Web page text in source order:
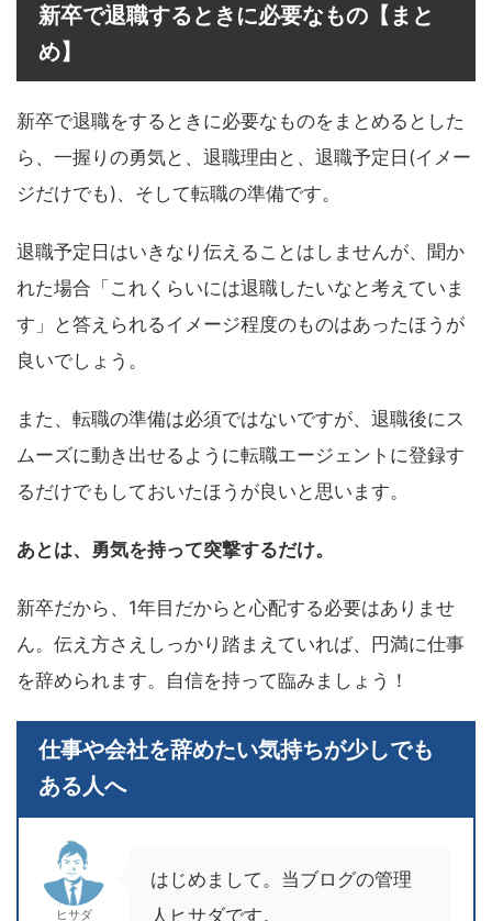
新卒で退職するときに必要なもの【まと
め】
新卒で退職をするときに必要なものをまとめるとした
ら、一握りの勇気と、退職理由と、退職予定日(イメー
ジだけでも)、そして転職の準備です。
退職予定日はいきなり伝えることはしませんが、聞か
れた場合「これくらいには退職したいなと考えていま
す」と答えられるイメージ程度のものはあったほうが
良いでしょう。
また、転職の準備は必須ではないですが、退職後にス
ムーズに動き出せるように転職エージェントに登録す
るだけでもしておいたほうが良いと思います。
あとは、勇気を持って突撃するだけ。
新卒だから、1年目だからと心配する必要はありませ
ん。伝え方さえしっかり踏まえていれば、円満に仕事
を辞められます。自信を持って臨みましょう！
仕事や会社を辞めたい気持ちが少しでも
ある人へ
ヒサダ
はじめまして。当ブログの管理
人ヒサダです。